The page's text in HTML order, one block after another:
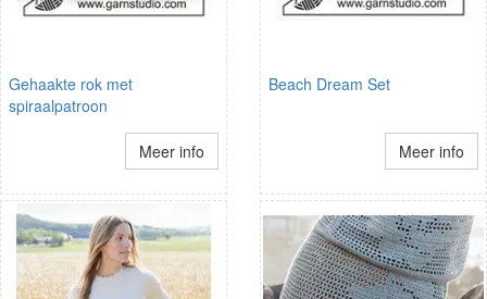
Gehaakte rok met
spiraalpatroon
Meer info
Beach Dream Set
Meer info